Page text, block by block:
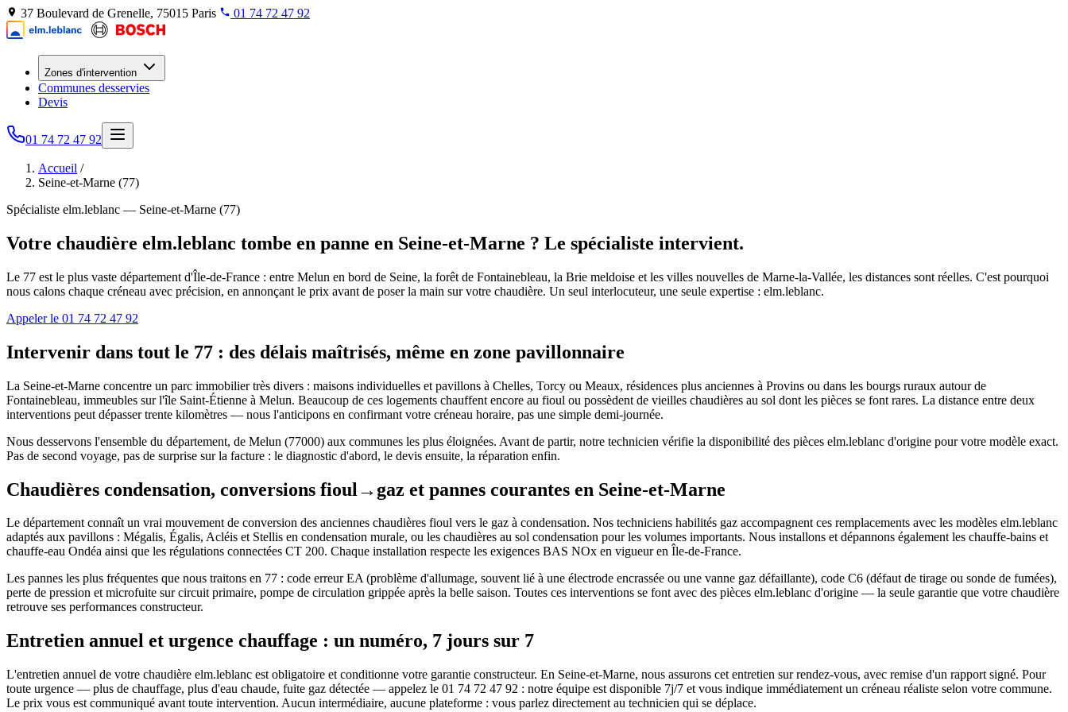
37 Boulevard de Grenelle, 75015 Paris 01 74 72 47 92
Zones d'intervention
Communes desservies
Devis
01 74 72 47 92
Accueil /
Seine-et-Marne (77)
Spécialiste elm.leblanc — Seine-et-Marne (77)
Votre chaudière elm.leblanc tombe en panne en Seine-et-Marne ? Le spécialiste intervient.
Le 77 est le plus vaste département d'Île-de-France : entre Melun en bord de Seine, la forêt de Fontainebleau, la Brie meldoise et les villes nouvelles de Marne-la-Vallée, les distances sont réelles. C'est pourquoi
nous calons chaque créneau avec précision, en annonçant le prix avant de poser la main sur votre chaudière. Un seul interlocuteur, une seule expertise : elm.leblanc.
Appeler le 01 74 72 47 92
Intervenir dans tout le 77 : des délais maîtrisés, même en zone pavillonnaire
La Seine-et-Marne concentre un parc immobilier très divers : maisons individuelles et pavillons à Chelles, Torcy ou Meaux, résidences plus anciennes à Provins ou dans les bourgs ruraux autour de
Fontainebleau, immeubles sur l'île Saint-Étienne à Melun. Beaucoup de ces logements chauffent encore au fioul ou possèdent de vieilles chaudières au sol dont les pièces se font rares. La distance entre deux
interventions peut dépasser trente kilomètres — nous l'anticipons en confirmant votre créneau horaire, pas une simple demi-journée.
Nous desservons l'ensemble du département, de Melun (77000) aux communes les plus éloignées. Avant de partir, notre technicien vérifie la disponibilité des pièces elm.leblanc d'origine pour votre modèle exact.
Pas de second voyage, pas de surprise sur la facture : le diagnostic d'abord, le devis ensuite, la réparation enfin.
Chaudières condensation, conversions fioul→gaz et pannes courantes en Seine-et-Marne
Le département connaît un vrai mouvement de conversion des anciennes chaudières fioul vers le gaz à condensation. Nos techniciens habilités gaz accompagnent ces remplacements avec les modèles elm.leblanc
adaptés aux pavillons : Mégalis, Égalis, Acléis et Stellis en condensation murale, ou les chaudières au sol condensation pour les volumes importants. Nous installons et dépannons également les chauffe-bains et
chauffe-eau Ondéa ainsi que les régulations connectées CT 200. Chaque installation respecte les exigences BAS NOx en vigueur en Île-de-France.
Les pannes les plus fréquentes que nous traitons en 77 : code erreur EA (problème d'allumage, souvent lié à une électrode encrassée ou une vanne gaz défaillante), code C6 (défaut de tirage ou sonde de fumées),
perte de pression et microfuite sur circuit primaire, pompe de circulation grippée après la belle saison. Toutes ces interventions se font avec des pièces elm.leblanc d'origine — la seule garantie que votre chaudière
retrouve ses performances constructeur.
Entretien annuel et urgence chauffage : un numéro, 7 jours sur 7
L'entretien annuel de votre chaudière elm.leblanc est obligatoire et conditionne votre garantie constructeur. En Seine-et-Marne, nous assurons cet entretien sur rendez-vous, avec remise d'un rapport signé. Pour
toute urgence — plus de chauffage, plus d'eau chaude, fuite gaz détectée — appelez le 01 74 72 47 92 : notre équipe est disponible 7j/7 et vous indique immédiatement un créneau réaliste selon votre commune.
Le prix vous est communiqué avant toute intervention. Aucun intermédiaire, aucune plateforme : vous parlez directement au technicien qui se déplace.